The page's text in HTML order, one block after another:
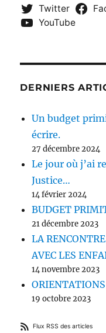
Twitter
YouTube
DERNIERS
Un budget
écrire.
27 décembre 2024
Le jour où j’ai
Justice…
14 février 2024
BUDGET
21 décembre 2023
LA
AVEC LES
14 novembre 2023
19 octobre 2023
Flux RSS des articles